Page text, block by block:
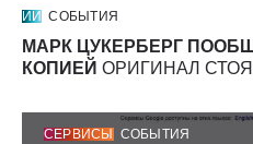
ИИ СОБЫТИЯ
МАРК ЦУКЕРБЕРГ
КОПИЕЙ ОРИГИНАЛ
СЕРВИСЫ СОБЫТИЯ